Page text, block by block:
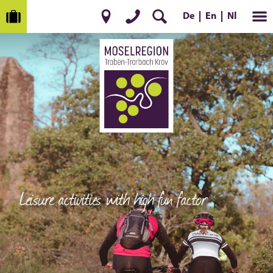
De En Nl
Leisure activities with high fun factor